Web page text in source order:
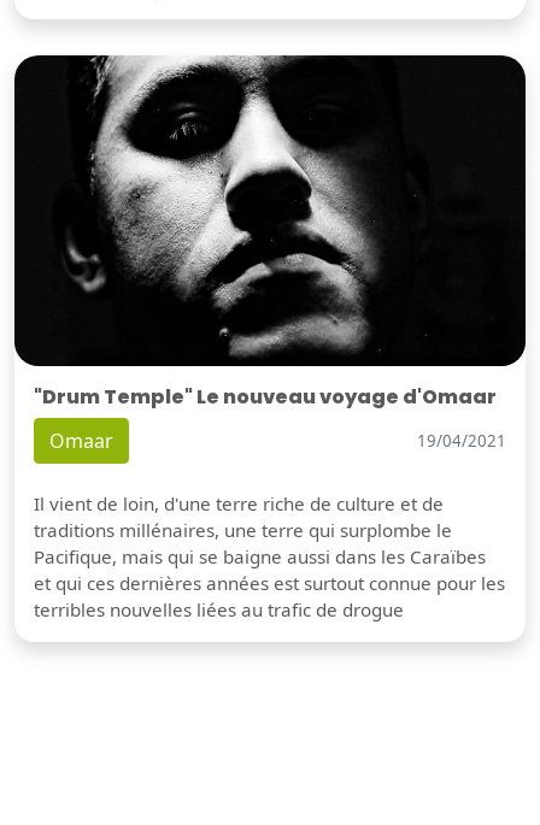
"Drum Temple" Le nouveau voyage d'Omaar
Omaar 19/04/2021
Il vient de loin, d'une terre riche de culture et de
traditions millénaires, une terre qui surplombe le
Pacifique, mais qui se baigne aussi dans les Caraïbes
et qui ces dernières années est surtout connue pour les
terribles nouvelles liées au trafic de drogue